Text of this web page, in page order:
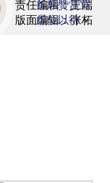
责任编辑：王端
版面编辑：张柘
首席赞赏官
虚位以待